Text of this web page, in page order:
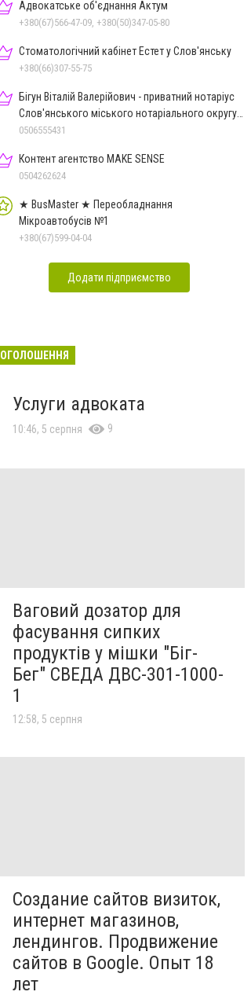
Адвокатське об'єднання Актум
+380(67)566-47-09, +380(50)347-05-80
Стоматологічний кабінет Естет у Слов'янську
+380(66)307-55-75
Бігун Віталій Валерійович - приватний нотаріус
Слов'янського міського нотаріального округу
Дон.обл.
0506555431
Контент агентство MAKE SENSE
0504262624
★ BusMaster ★ Переобладнання
Мікроавтобусів №1
+380(67)599-04-04
Додати підприємство
ОГОЛОШЕННЯ
Услуги адвоката
10:46, 5 серпня 9
Ваговий дозатор для
фасування сипких
продуктів у мішки "Біг-
Бег" СВЕДА ДВС-301-1000-
1
12:58, 5 серпня
Создание сайтов визиток,
интернет магазинов,
лендингов. Продвижение
сайтов в Google. Опыт 18
лет